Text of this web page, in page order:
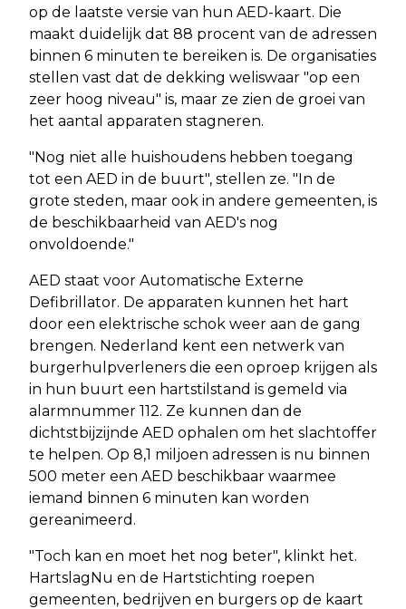
op de laatste versie van hun AED-kaart. Die
maakt duidelijk dat 88 procent van de adressen
binnen 6 minuten te bereiken is. De organisaties
stellen vast dat de dekking weliswaar "op een
zeer hoog niveau" is, maar ze zien de groei van
het aantal apparaten stagneren.
"Nog niet alle huishoudens hebben toegang
tot een AED in de buurt", stellen ze. "In de
grote steden, maar ook in andere gemeenten, is
de beschikbaarheid van AED's nog
onvoldoende."
AED staat voor Automatische Externe
Defibrillator. De apparaten kunnen het hart
door een elektrische schok weer aan de gang
brengen. Nederland kent een netwerk van
burgerhulpverleners die een oproep krijgen als
in hun buurt een hartstilstand is gemeld via
alarmnummer 112. Ze kunnen dan de
dichtstbijzijnde AED ophalen om het slachtoffer
te helpen. Op 8,1 miljoen adressen is nu binnen
500 meter een AED beschikbaar waarmee
iemand binnen 6 minuten kan worden
gereanimeerd.
"Toch kan en moet het nog beter", klinkt het.
HartslagNu en de Hartstichting roepen
gemeenten, bedrijven en burgers op de kaart